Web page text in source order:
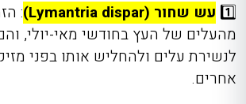
1️⃣ עש שחור (Lymantria dispar)
:
מהעלים של העץ בחודשי מאי-יולי,
לנשירת עלים ולהחליש אותו בפני
אחרים.